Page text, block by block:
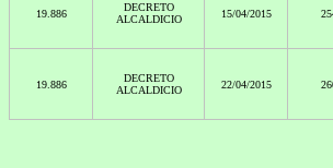
19.886
DECRETO
ALCALDICIO
15/04/2015
19.886
DECRETO
ALCALDICIO
22/04/2015